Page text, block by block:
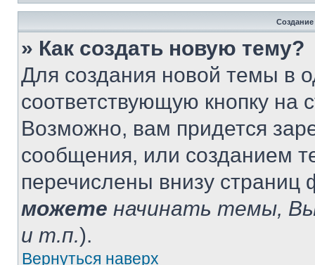
» Как создать новую тему?
Для создания новой темы в
соответствующую кнопку
Возможно, вам придется
сообщения, или созданием
перечислены внизу
можете начинать темы,
и т.п.).
Вернуться наверх